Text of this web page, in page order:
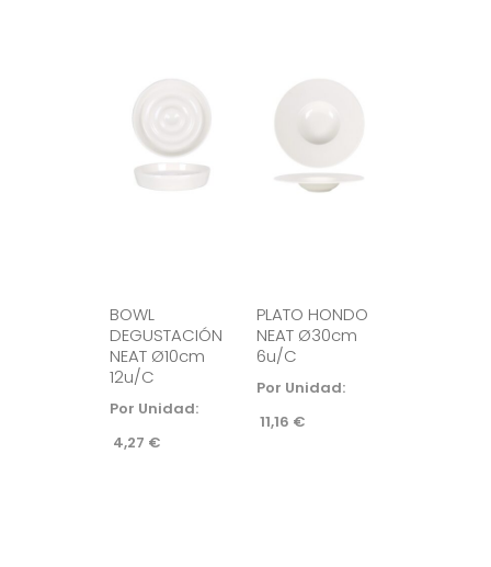
BOWL
DEGUSTACIÓN
NEAT Ø10cm
12u/c
Por Unidad:
4,27 €
PLATO HONDO
NEAT Ø30cm
6u/c
Por Unidad:
11,16 €